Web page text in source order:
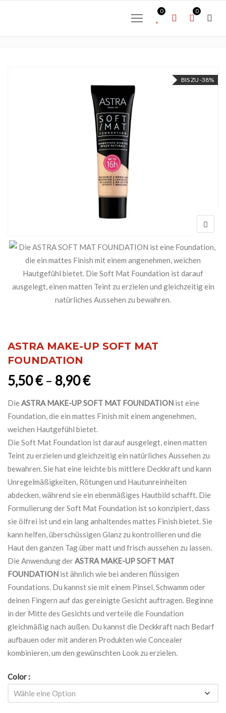
0 0
BIS ZU -38%
ASTRA MAKE-UP SOFT MAT
FOUNDATION
5,50€– 8,90€
DieASTRA MAKE-UP SOFT MAT FOUNDATION ist eine
Foundation, die ein mattes Finish mit einem angenehmen,
weichen Hautgefühl bietet.
Die Soft Mat Foundation ist darauf ausgelegt, einen matten
Teint zu erzielen und gleichzeitig ein natürliches Aussehen zu
bewahren. Sie hat eine leichte bis mittlere Deckkraft und kann
Unregelmäßigkeiten, Rötungen und Hautunreinheiten
abdecken, während sie ein ebenmäßiges Hautbild schafft. Die
Formulierung der Soft Mat Foundation ist so konzipiert, dass
sie ölfrei ist und ein lang anhaltendes mattes Finish bietet. Sie
kann helfen, überschüssigen Glanz zu kontrollieren und die
Haut den ganzen Tag über matt und frisch aussehen zu lassen.
Die Anwendung derASTRA MAKE-UP SOFT MAT
FOUNDATION ist ähnlich wie bei anderen flüssigen
Foundations. Du kannst sie mit einem Pinsel, Schwamm oder
deinen Fingern auf das gereinigte Gesicht auftragen. Beginne
in der Mitte des Gesichts und verteile die Foundation
gleichmäßig nach außen. Du kannst die Deckkraft nach Bedarf
aufbauen oder mit anderen Produkten wie Concealer
kombinieren, um den gewünschten Look zu erzielen.
Color